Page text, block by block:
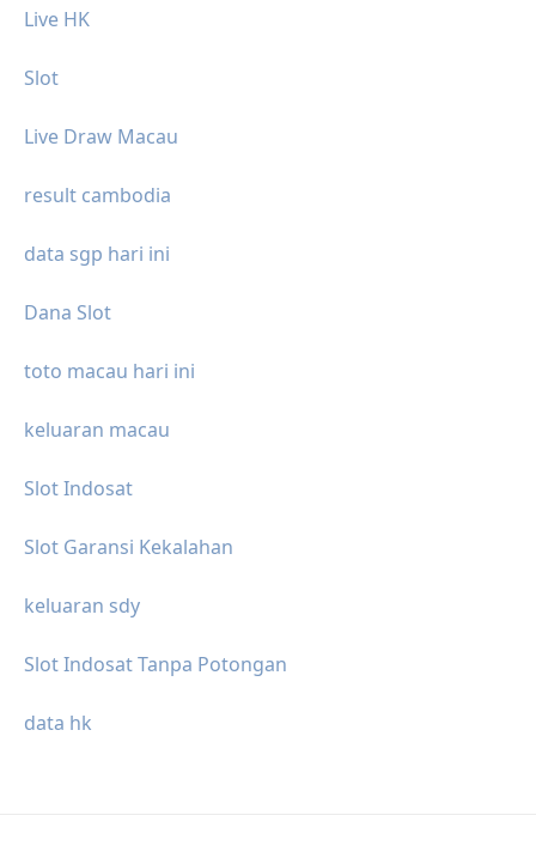
Live HK
Slot
Live Draw Macau
result cambodia
data sgp hari ini
Dana Slot
toto macau hari ini
keluaran macau
Slot Indosat
Slot Garansi Kekalahan
keluaran sdy
Slot Indosat Tanpa Potongan
data hk